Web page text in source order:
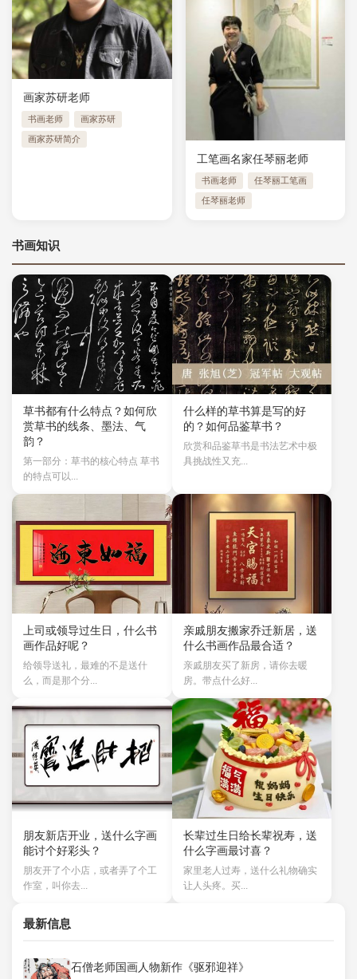
画家苏研老师
书画老师 画家苏研
画家苏研简介
工笔画名家任琴丽老师
书画老师 任琴丽工笔画
任琴丽老师
书画知识
草书都有什么特点？如何欣
赏草书的线条、墨法、气
韵？
第一部分：草书的核心特点 草书
的特点可以...
什么样的草书算是写的好
的？如何品鉴草书？
欣赏和品鉴草书是书法艺术中极
具挑战性又充...
上司或领导过生日，什么书
画作品好呢？
给领导送礼，最难的不是送什
么，而是那个分...
亲戚朋友搬家乔迁新居，送
什么书画作品最合适？
亲戚朋友买了新房，请你去暖
房。带点什么好...
朋友新店开业，送什么字画
能讨个好彩头？
朋友开了个小店，或者弄了个工
作室，叫你去...
长辈过生日给长辈祝寿，送
什么字画最讨喜？
家里老人过寿，送什么礼物确实
让人头疼。买...
最新信息
石僧老师国画人物新作《驱邪迎祥》